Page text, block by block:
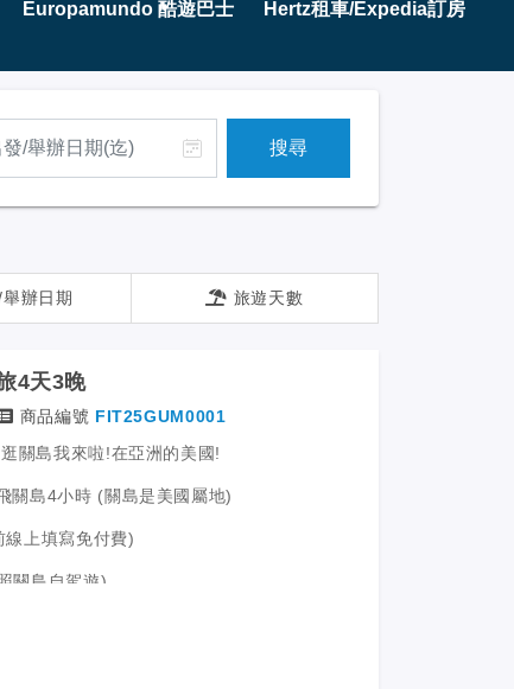
Europamundo 酷遊巴士 Hertz租車/Expedia訂房
搜尋
辦日期 旅遊天數
4天3晚
商品編號 FIT25GUM0001
關島我來啦!在亞洲的美國!
關島4小時 (關島是美國屬地)
上填寫免付費)
關島自駕遊)